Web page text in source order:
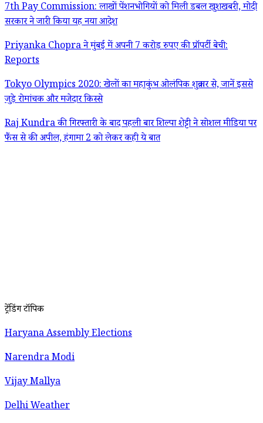
7th Pay Commission: लाखों पेंशनभोगियों को मिली डबल खुशखबरी, मोदी
सरकार ने जारी किया यह नया आदेश
Priyanka Chopra ने मुंबई में अपनी 7 करोड़ रुपए की प्रॉपर्टी बेची:
Reports
Tokyo Olympics 2020: खेलों का महाकुंभ ओलंपिक शुक्रवार से, जानें इससे
जुड़े रोमांचक और मजेदार किस्से
Raj Kundra की गिरफ्तारी के बाद पहली बार शिल्पा शेट्टी ने सोशल मीडिया पर
फैंस से की अपील, हंगामा 2 को लेकर कही ये बात
ट्रेंडिंग टॉपिक
Haryana Assembly Elections
Narendra Modi
Vijay Mallya
Delhi Weather